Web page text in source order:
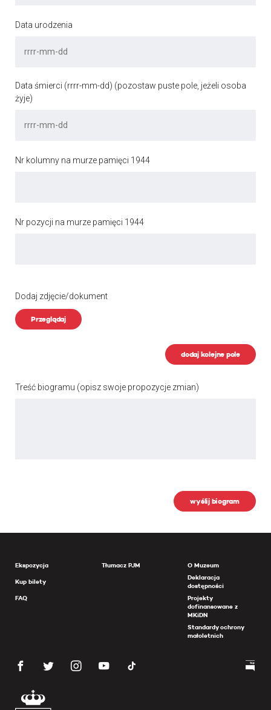
Data urodzenia
Data śmierci (rrrr-mm-dd) (pozostaw puste pole, jeżeli osoba
żyje)
Nr kolumny na murze pamięci 1944
Nr pozycji na murze pamięci 1944
Dodaj zdjęcie/dokument
Przeglądaj
dodaj kolejne pole
Treść biogramu (opisz swoje propozycje zmian)
wyślij biogram
Ekspozycja
Kup bilety
FAQ
Tłumacz PJM
O Muzeum
Deklaracja
dostępności
Projekty
dofinansowane z
MKiDN
Standardy ochrony
małoletnich